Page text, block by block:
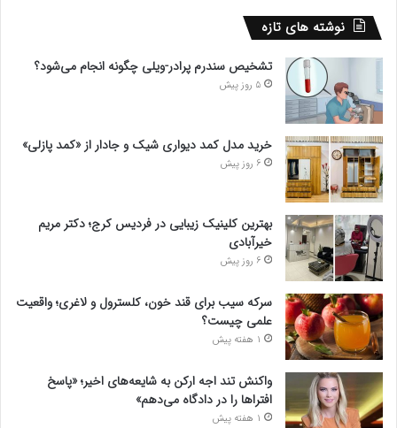
نوشته های تازه
تشخیص سندرم پرادر-ویلی چگونه انجام می‌شود؟
5 روز پیش
خرید مدل کمد دیواری شیک و جادار از «کمد پازلی»
6 روز پیش
بهترین کلینیک زیبایی در فردیس کرج؛ دکتر مریم
خیرآبادی
6 روز پیش
سرکه سیب برای قند خون، کلسترول و لاغری؛ واقعیت
علمی چیست؟
1 هفته پیش
واکنش تند اجه ارکن به شایعه‌های اخیر؛ «پاسخ
افتراها را در دادگاه می‌دهم»
1 هفته پیش